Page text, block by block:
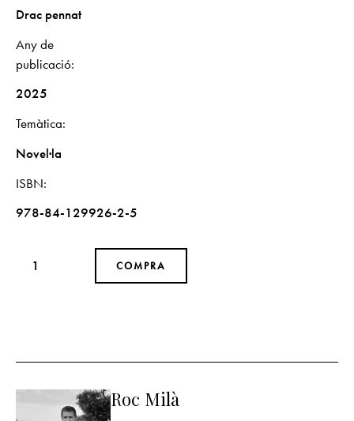
Drac pennat
Any de
publicació
2025
Temàtica
Novel·la
ISBN
978-84-129926-2-5
COMPRA
Roc Milà